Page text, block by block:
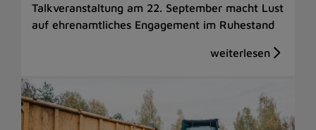
Talkveranstaltung am 22. September macht Lust
auf ehrenamtliches Engagement im Ruhestand